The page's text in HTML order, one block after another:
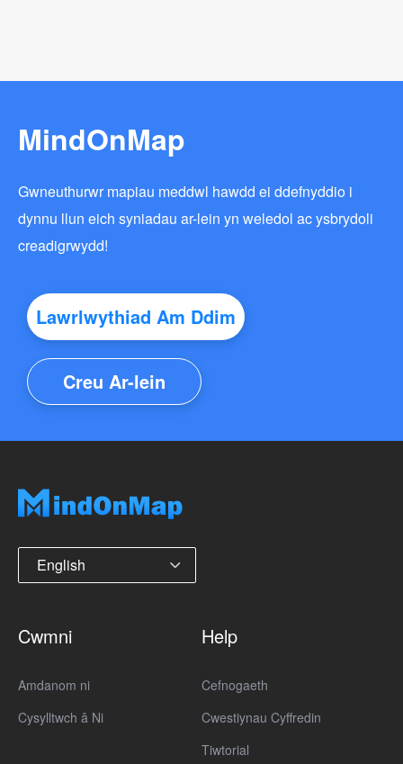
MindOnMap
Gwneuthurwr mapiau meddwl hawdd ei ddefnyddio i
dynnu llun eich syniadau ar-lein yn weledol ac ysbrydoli
creadigrwydd!
Lawrlwythiad Am Ddim
Creu Ar-lein
English
Cwmni
Amdanom ni
Cysylltwch â Ni
Help
Cefnogaeth
Cwestiynau Cyffredin
Tiwtorial